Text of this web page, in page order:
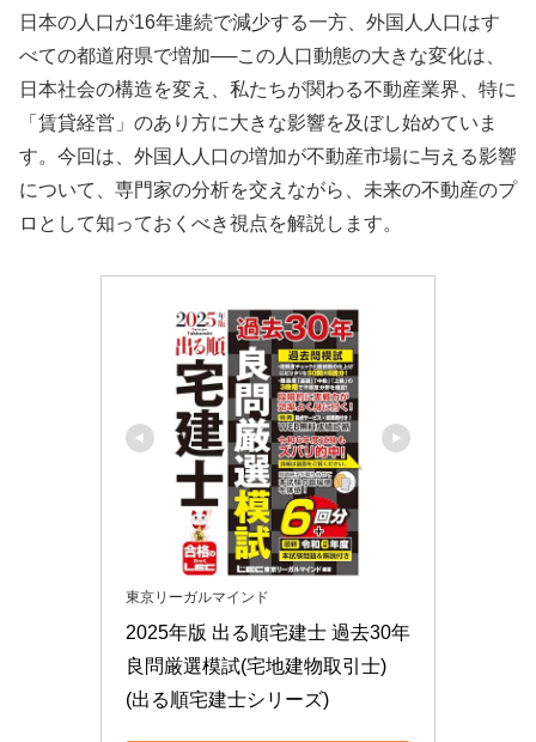
日本の人口が16年連続で減少する一方、外国人人口はす
べての都道府県で増加──この人口動態の大きな変化は、
日本社会の構造を変え、私たちが関わる不動産業界、特に
「賃貸経営」のあり方に大きな影響を及ぼし始めていま
す。今回は、外国人人口の増加が不動産市場に与える影響
について、専門家の分析を交えながら、未来の不動産のプ
ロとして知っておくべき視点を解説します。
東京リーガルマインド
2025年版 出る順宅建士 過去30年
良問厳選模試(宅地建物取引士)
(出る順宅建士シリーズ)